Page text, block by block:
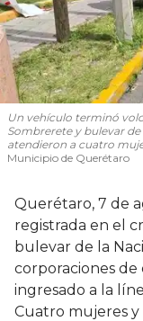
Un vehículo terminó
Sombrerete y bulevar
atendieron a cuatro
Municipio de Querétaro
Querétaro, 7 de
registrada en el
bulevar de la
corporaciones
ingresado a la
Cuatro mujeres